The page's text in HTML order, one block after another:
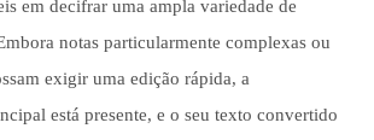
em decifrar uma ampla variedade de
notas particularmente complexas ou
exigir uma edição rápida, a
está presente, e o seu texto convertido